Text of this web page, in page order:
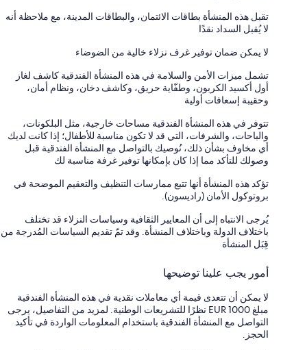
تقبل هذه المنشأة بطاقات الائتمان، والبطاقات المدينة، مع ملاحظة أنه
لا يُقبل السداد نقدًا
لا يمكن ضمان توفير غرف نزلاء خالية من الضوضاء
تشمل ميزات الأمن والسلامة في هذه المنشأة الفندقية كاشف لغاز
أول أكسيد الكربون، وطفّاية حريق، وكاشف دخان، ونظام أمان،
وحقيبة إسعافات أولية
تتوفر في هذه المنشأة الفندقية مساحات خارجية، مثل البلكونات،
والباحات، والشرفات، التي قد لا تكون مناسبة للأطفال؛ إذا كانت لديك
أي مخاوف بشأن ذلك، نُوصيك بالتواصل مع المنشأة الفندقية قبل
وصولك للتأكد مما إذا كان بإمكانها توفير غرفة مناسبة لك
تؤكد هذه المنشأة أنها تتبع ممارسات التنظيف والتعقيم الموضحة في
بروتوكول الأمان (راديسون).
يُرجى الانتباه إلى أن المعايير الثقافية وسياسات النزلاء قد تختلف
باختلاف الدولة وباختلاف المنشأة. وقد تمّ تقديم السياسات المُدرجة من
قِبَل المنشأة
أمور يجب علينا توضيحها
لا يمكن أن تتعدى قيمة أي معاملات نقدية في هذه المنشأة الفندقية
مبلغ EUR 1000 نظرًا للتشريعات الوطنية. لمزيد من التفاصيل، يرجى
التواصل مع المنشأة الفندقية باستخدام المعلومات الواردة في تأكيد
الحجز.